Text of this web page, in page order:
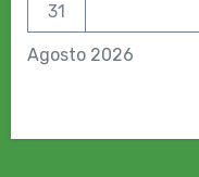
Agosto 2026
31